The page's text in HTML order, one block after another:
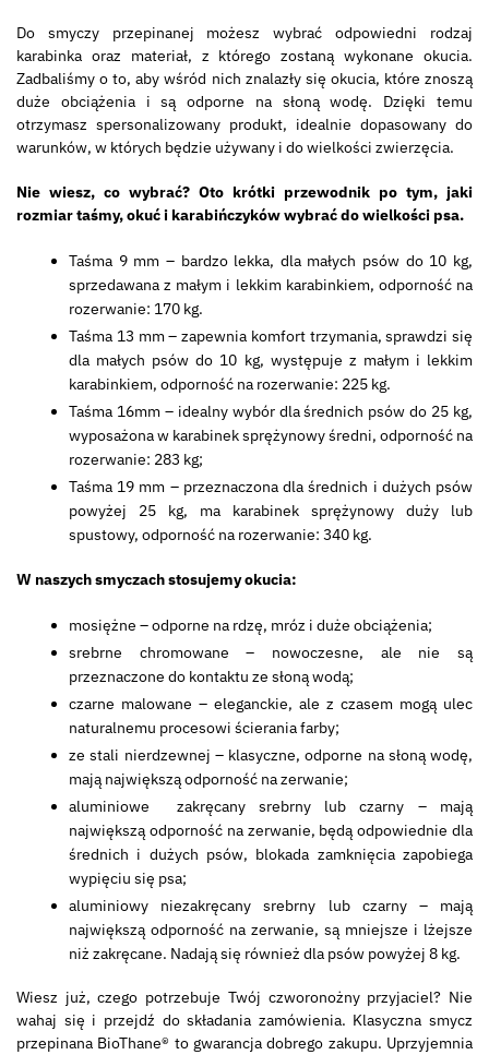
Do smyczy przepinanej możesz wybrać odpowiedni rodzaj
karabinka oraz materiał, z którego zostaną wykonane okucia.
Zadbaliśmy o to, aby wśród nich znalazły się okucia, które znoszą
duże obciążenia i są odporne na słoną wodę. Dzięki temu
otrzymasz spersonalizowany produkt, idealnie dopasowany do
warunków, w których będzie używany i do wielkości zwierzęcia.
Nie wiesz, co wybrać? Oto krótki przewodnik po tym, jaki
rozmiar taśmy, okuć i karabińczyków wybrać do wielkości psa.
Taśma 9 mm – bardzo lekka, dla małych psów do 10 kg,
sprzedawana z małym i lekkim karabinkiem, odporność na
rozerwanie: 170 kg.
Taśma 13 mm – zapewnia komfort trzymania, sprawdzi się
dla małych psów do 10 kg, występuje z małym i lekkim
karabinkiem, odporność na rozerwanie: 225 kg.
Taśma 16mm – idealny wybór dla średnich psów do 25 kg,
wyposażona w karabinek sprężynowy średni, odporność na
rozerwanie: 283 kg;
Taśma 19 mm – przeznaczona dla średnich i dużych psów
powyżej 25 kg, ma karabinek sprężynowy duży lub
spustowy, odporność na rozerwanie: 340 kg.
W naszych smyczach stosujemy okucia:
mosiężne – odporne na rdzę, mróz i duże obciążenia;
srebrne chromowane – nowoczesne, ale nie są
przeznaczone do kontaktu ze słoną wodą;
czarne malowane – eleganckie, ale z czasem mogą ulec
naturalnemu procesowi ścierania farby;
ze stali nierdzewnej – klasyczne, odporne na słoną wodę,
mają największą odporność na zerwanie;
aluminiowe zakręcany srebrny lub czarny – mają
największą odporność na zerwanie, będą odpowiednie dla
średnich i dużych psów, blokada zamknięcia zapobiega
wypięciu się psa;
aluminiowy niezakręcany srebrny lub czarny – mają
największą odporność na zerwanie, są mniejsze i lżejsze
niż zakręcane. Nadają się również dla psów powyżej 8 kg.
Wiesz już, czego potrzebuje Twój czworonożny przyjaciel? Nie
wahaj się i przejdź do składania zamówienia. Klasyczna smycz
przepinana BioThane® to gwarancja dobrego zakupu. Uprzyjemnia